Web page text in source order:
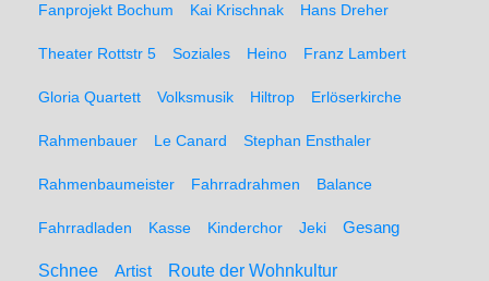
Fanprojekt Bochum Kai Krischnak Hans Dreher
Theater Rottstr 5 Soziales Heino Franz Lambert
Gloria Quartett Volksmusik Hiltrop Erlöserkirche
Rahmenbauer Le Canard Stephan Ensthaler
Rahmenbaumeister Fahrradrahmen Balance
Fahrradladen Kasse Kinderchor Jeki Gesang
Schnee Artist Route der Wohnkultur